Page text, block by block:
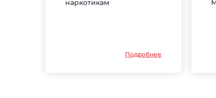
наркотикам
Подробнее